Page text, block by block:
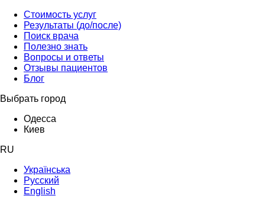
Стоимость услуг
Результаты (до/после)
Поиск врача
Полезно знать
Вопросы и ответы
Отзывы пациентов
Блог
Выбрать город
Одесса
Киев
RU
Українська
Русский
English